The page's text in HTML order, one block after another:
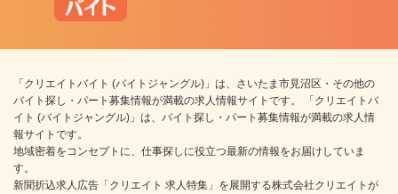
「クリエイトバイト (バイトジャングル)」は、さいたま市見沼区・その他の
バイト探し・パート募集情報が満載の求人情報サイトです。 「クリエイトバ
イト (バイトジャングル)」は、バイト探し・パート募集情報が満載の求人情
報サイトです。
地域密着をコンセプトに、仕事探しに役立つ最新の情報をお届けしていま
す。
新聞折込求人広告「クリエイト 求人特集」を展開する株式会社クリエイトが